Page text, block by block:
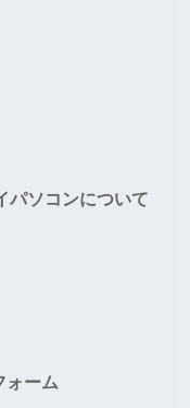
パソコンについて
ォーム